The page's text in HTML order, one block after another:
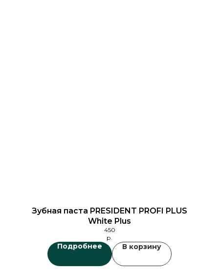
Зубная паста PRESIDENT PROFI PLUS
White Plus
450
р.
Подробнее В корзину